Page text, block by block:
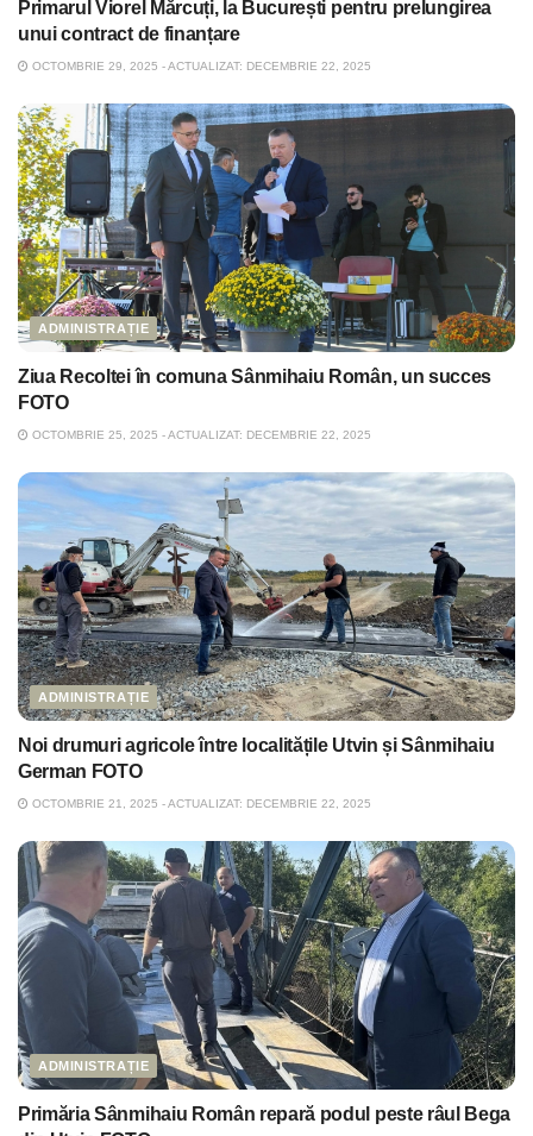
Primarul Viorel Mărcuți, la București pentru prelungirea
unui contract de finanțare
OCTOMBRIE 29, 2025 - ACTUALIZAT: DECEMBRIE 22, 2025
ADMINISTRAȚIE
Ziua Recoltei în comuna Sânmihaiu Român, un succes
FOTO
OCTOMBRIE 25, 2025 - ACTUALIZAT: DECEMBRIE 22, 2025
ADMINISTRAȚIE
Noi drumuri agricole între localitățile Utvin și Sânmihaiu
German FOTO
OCTOMBRIE 21, 2025 - ACTUALIZAT: DECEMBRIE 22, 2025
ADMINISTRAȚIE
Primăria Sânmihaiu Român repară podul peste râul Bega